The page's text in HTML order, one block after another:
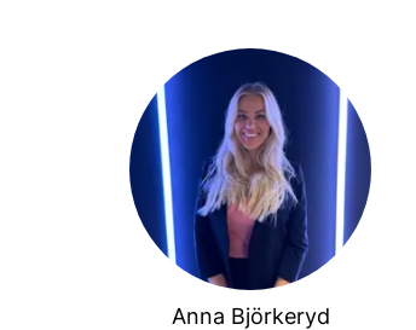
Anna Björkeryd